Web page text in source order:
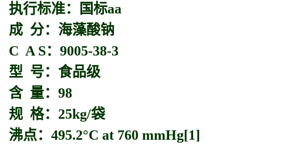
执行标准：国标aa
成 分：海藻酸钠
C A S：9005-38-3
型 号：食品级
含 量：98
规 格：25kg/袋
沸点：495.2°C at 760 mmHg[1]